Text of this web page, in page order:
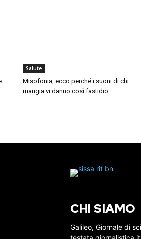
Salute
Misofonia, ecco perché i suoni di chi
mangia vi danno così fastidio
CHI SIAMO
Galileo, Giornale di